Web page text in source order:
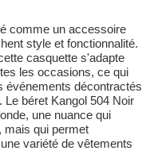
comme un accessoire
style et fonctionnalité.
casquette s'adapte
les occasions, ce qui
événements décontractés
béret Kangol 504 Noir
une nuance qui
mais qui permet
variété de vêtements